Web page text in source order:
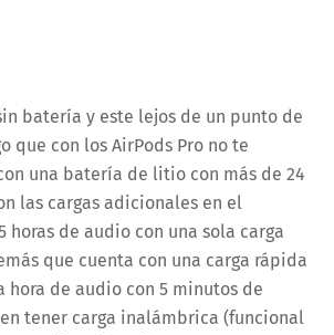
batería y este lejos de un punto de
que con los AirPods Pro no te
una batería de litio con más de 24
las cargas adicionales en el
horas de audio con una sola carga
que cuenta con una carga rápida
hora de audio con 5 minutos de
tener carga inalámbrica (funcional